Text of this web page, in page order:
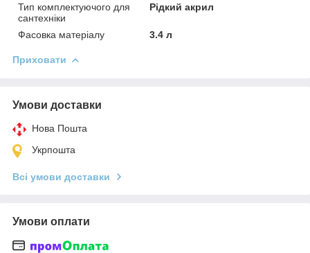
Тип комплектуючого для
сантехніки
Рідкий акрил
Фасовка матеріалу 3.4 л
Приховати
Умови доставки
Нова Пошта
Укрпошта
Всі умови доставки
Умови оплати